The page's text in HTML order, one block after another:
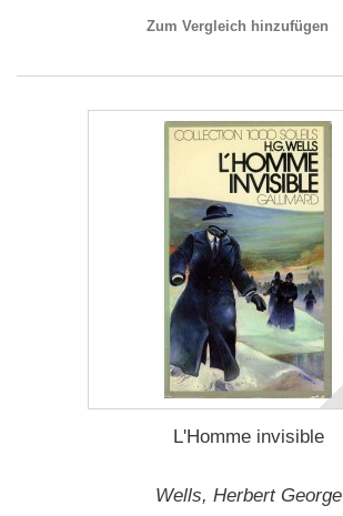
Zum Vergleich hinzufügen
L'Homme invisible
Wells, Herbert George